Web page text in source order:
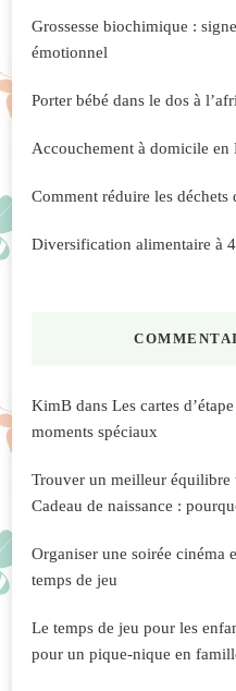
Grossesse biochimique :
émotionnel
Porter bébé dans le dos à
Accouchement à domicile
Comment réduire les déchets
Diversification alimentaire à
KimB dans Les cartes
moments spéciaux
Trouver un meilleur équilibre
Cadeau de naissance :
Organiser une soirée cinéma
temps de jeu
Le temps de jeu pour les
pour un pique-nique en